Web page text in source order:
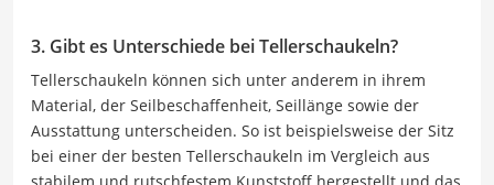
3. Gibt es Unterschiede bei Tellerschaukeln?
Tellerschaukeln können sich unter anderem in ihrem
Material, der Seilbeschaffenheit, Seillänge sowie der
Ausstattung unterscheiden. So ist beispielsweise der Sitz
bei einer der besten Tellerschaukeln im Vergleich aus
stabilem und rutschfestem Kunststoff hergestellt und das